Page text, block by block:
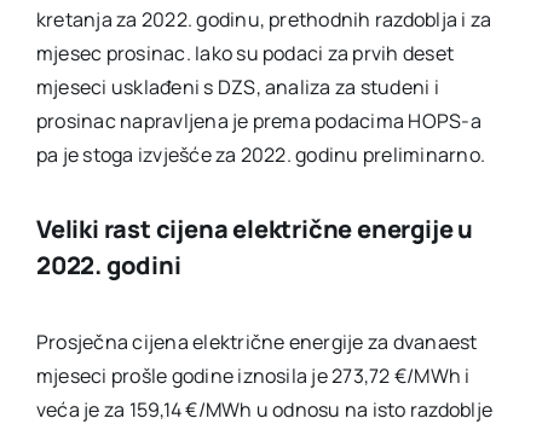
kretanja za 2022. godinu, prethodnih razdoblja i za
mjesec prosinac. Iako su podaci za prvih deset
mjeseci usklađeni s DZS, analiza za studeni i
prosinac napravljena je prema podacima HOPS-a
pa je stoga izvješće za 2022. godinu preliminarno.
Veliki rast cijena električne energije u
2022. godini
Prosječna cijena električne energije za dvanaest
mjeseci prošle godine iznosila je 273,72 €/MWh i
veća je za 159,14 €/MWh u odnosu na isto razdoblje